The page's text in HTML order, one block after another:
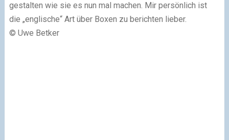
gestalten wie sie es nun mal machen. Mir persönlich ist
die „englische“ Art über Boxen zu berichten lieber.
© Uwe Betker